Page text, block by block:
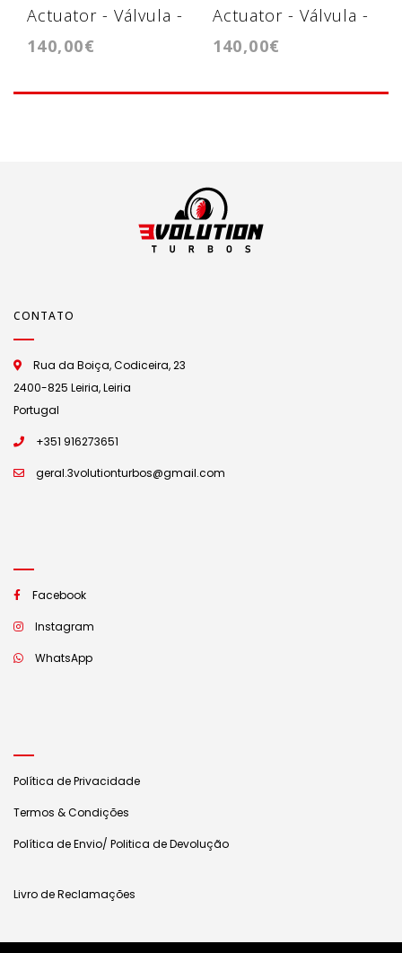
Actuator - Válvula -
GTC1244VZ
140,00€
Actuator - Válvula -
GTB1449VZL
140,00€
CONTATO
Rua da Boiça, Codiceira, 23
2400-825 Leiria, Leiria
Portugal
+351 916273651
geral.3volutionturbos@gmail.com
Facebook
Instagram
WhatsApp
Política de Privacidade
Termos & Condições
Política de Envio/ Politica de Devolução
Livro de Reclamações